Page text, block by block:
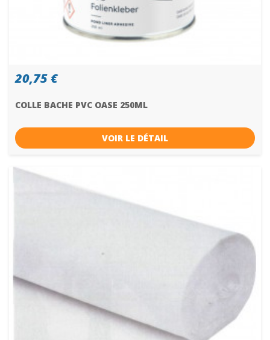
20,75 €
COLLE BACHE PVC OASE 250ML
VOIR LE DÉTAIL